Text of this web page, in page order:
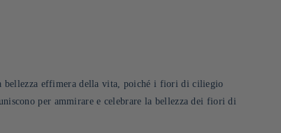
effimera della vita, poiché i fiori di ciliegio
per ammirare e celebrare la bellezza dei fiori di